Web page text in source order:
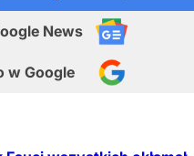
News
w Google